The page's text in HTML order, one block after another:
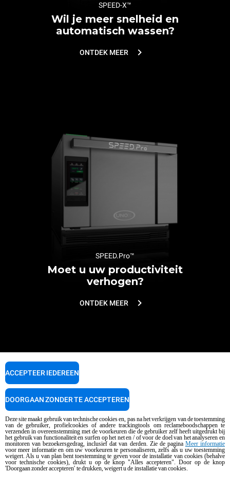
SPEED-X™
Wil je meer snelheid en
automatisch wassen?
ONTDEK MEER
SPEED.Pro™
Moet u uw productiviteit
verhogen?
ONTDEK MEER
Newsletter
Stay up to date on projects, news and events.
SUBSCRIBE
Deze site maakt gebruik van technische cookies en, pas na het verkrijgen van de toestemming
van de gebruiker, profielcookies of andere trackingtools om reclameboodschappen te
verzenden in overeenstemming met de voorkeuren die de gebruiker zelf heeft uitgedrukt bij
het gebruik van functionaliteit en surfen op het net en / of voor de doel van het analyseren en
monitoren van bezoekersgedrag, inclusief dat van derden. Zie de pagina Meer informatie
voor meer informatie en om uw voorkeuren te personaliseren, zelfs als u uw toestemming
weigert. Als u van plan bent toestemming te geven voor de installatie van cookies (behalve
voor technische cookies), drukt u op de knop "Alles accepteren". Door op de knop
'Doorgaan zonder accepteren' te drukken, weigert u de installatie van cookies.
ACCEPTEER IEDEREEN
DOORGAAN ZONDER TE ACCEPTEREN